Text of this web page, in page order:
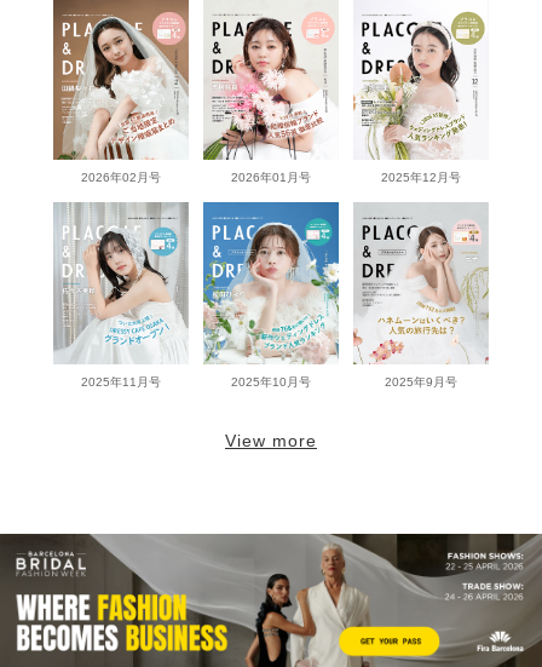
2026年02月号 2026年01月号 2025年12月号
2025年11月号 2025年10月号 2025年9月号
View more